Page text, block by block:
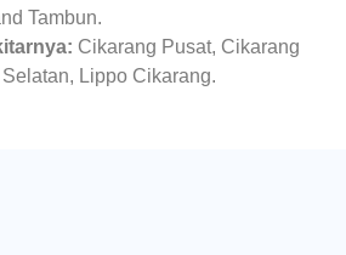
Tambun.
Cikarang Pusat, Cikarang
Lippo Cikarang.